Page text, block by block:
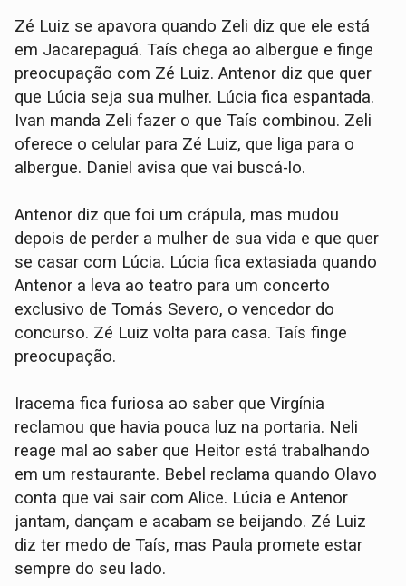
Zé Luiz se apavora quando Zeli diz que ele está
em Jacarepaguá. Taís chega ao albergue e finge
preocupação com Zé Luiz. Antenor diz que quer
que Lúcia seja sua mulher. Lúcia fica espantada.
Ivan manda Zeli fazer o que Taís combinou. Zeli
oferece o celular para Zé Luiz, que liga para o
albergue. Daniel avisa que vai buscá-lo.
Antenor diz que foi um crápula, mas mudou
depois de perder a mulher de sua vida e que quer
se casar com Lúcia. Lúcia fica extasiada quando
Antenor a leva ao teatro para um concerto
exclusivo de Tomás Severo, o vencedor do
concurso. Zé Luiz volta para casa. Taís finge
preocupação.
Iracema fica furiosa ao saber que Virgínia
reclamou que havia pouca luz na portaria. Neli
reage mal ao saber que Heitor está trabalhando
em um restaurante. Bebel reclama quando Olavo
conta que vai sair com Alice. Lúcia e Antenor
jantam, dançam e acabam se beijando. Zé Luiz
diz ter medo de Taís, mas Paula promete estar
sempre do seu lado.